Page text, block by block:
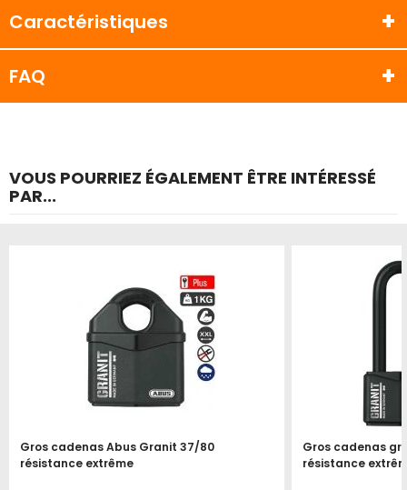
Caractéristiques
FAQ
VOUS POURRIEZ ÉGALEMENT ÊTRE INTÉRESSÉ
PAR...
Gros cadenas Abus Granit 37/80
résistance extrême
Gros cadenas
résistance